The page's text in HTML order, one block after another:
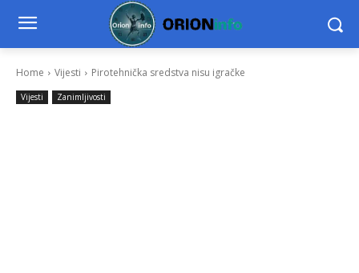
Home Vijesti Pirotehnička sredstva nisu igračke
Vijesti Zanimljivosti